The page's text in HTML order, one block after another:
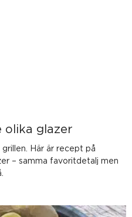
olika glazer
Här är recept på
– samma favoritdetalj men